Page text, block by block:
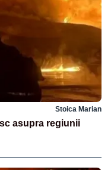
Stoica Marian
asupra regiunii